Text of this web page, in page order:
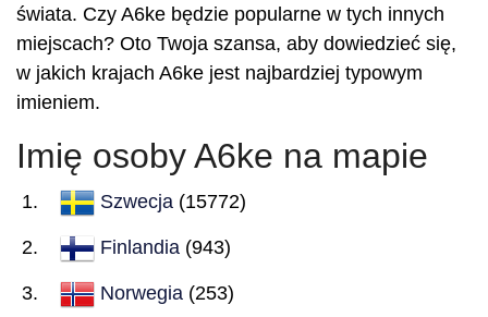
świata. Czy A6ke będzie popularne w tych innych
miejscach? Oto Twoja szansa, aby dowiedzieć się,
w jakich krajach A6ke jest najbardziej typowym
imieniem.
Imię osoby A6ke na mapie
Szwecja (15772)
Finlandia (943)
Norwegia (253)